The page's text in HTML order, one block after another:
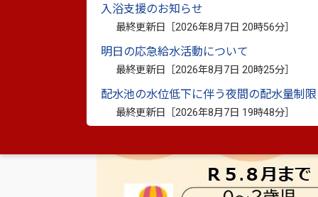
入浴支援のお知らせ
最終更新日［2026年8月7日 20時56分
明日の応急給水活動について
最終更新日［2026年8月7日 20時25分
配水池の水位低下に伴う夜間の配水量制
最終更新日［2026年8月7日 19時48分